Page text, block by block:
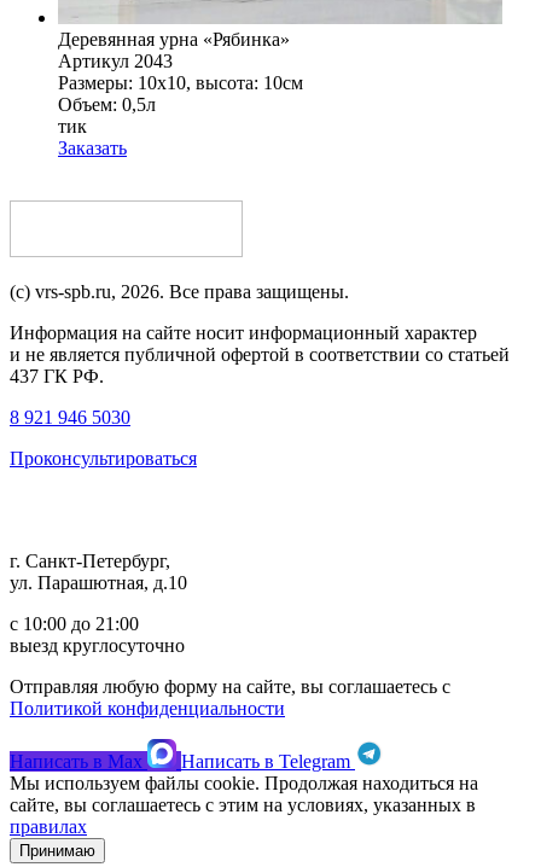
Деревянная урна «Рябинка»
Артикул 2043
Размеры: 10x10, высота: 10см
Объем: 0,5л
тик
Заказать
(c) vrs-spb.ru, 2026. Все права защищены.
Информация на сайте носит информационный характер
и не является публичной офертой в соответствии со статьей
437 ГК РФ.
8 921 946 5030
Проконсультироваться
г. Санкт-Петербург,
ул. Парашютная, д.10
с 10:00 до 21:00
выезд круглосуточно
Отправляя любую форму на сайте, вы соглашаетесь с
Политикой конфиденциальности
Написать в Max Написать в Telegram
Мы используем файлы cookie. Продолжая находиться на
сайте, вы соглашаетесь с этим на условиях, указанных в
правилах
Принимаю